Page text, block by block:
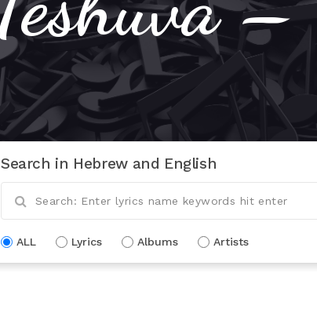
Search in Hebrew and English
ALL Lyrics Albums Artists